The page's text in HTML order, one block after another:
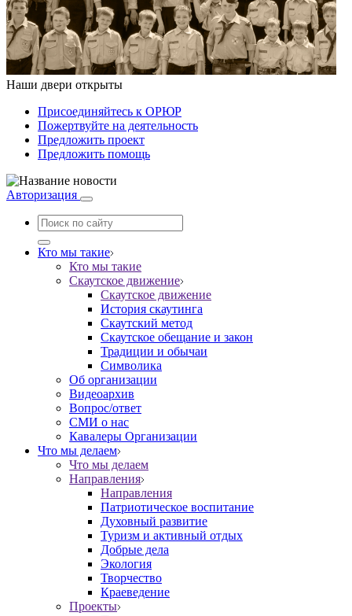
Наши двери открыты
Присоединяйтесь к ОРЮР
Пожертвуйте на деятельность
Предложить проект
Предложить помощь
Авторизация
Кто мы такие
Кто мы такие
Скаутское движение
Скаутское движение
История скаутинга
Скаутский метод
Скаутское обещание и закон
Традиции и обычаи
Символика
Об организации
Видеоархив
Вопрос/ответ
СМИ о нас
Кавалеры Организации
Что мы делаем
Что мы делаем
Направления
Направления
Патриотическое воспитание
Духовный развитие
Туризм и активный отдых
Добрые дела
Экология
Творчество
Краеведение
Проекты